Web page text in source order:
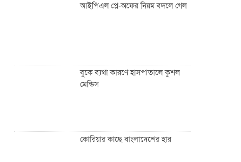
খন্দকার আব্দুর রকিব
আইপিএল প্লে-অফের নিয়ম বদলে গেল
বুকে ব্যথা কারণে হাসপাতালে কুশল
মেন্ডিস
কোরিয়ার কাছে বাংলাদেশের হার